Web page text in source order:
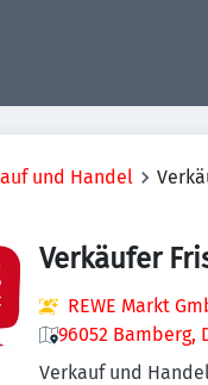
und Handel
Verkäufer
REWE Markt
96052 Bamberg,
Verkauf und